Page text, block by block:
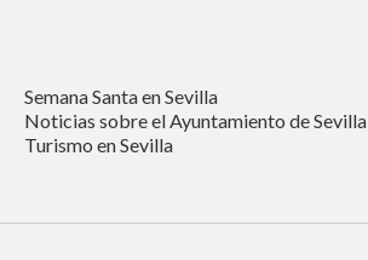
Semana Santa en Sevilla
Noticias sobre el Ayuntamiento de Sevilla
Turismo en Sevilla